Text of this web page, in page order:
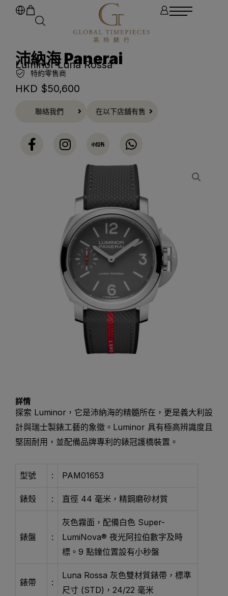
沛納海 Panerai
Luminor Luna Rossa
特約零售商
HKD $50,600
聯絡我們 在以下店舖有售
詳情
探索 Luminor，它是沛納海的精髓所在，更是義大利設
計與瑞士製錶工藝的象徵。Luminor 具有極高辨識度且
堅固耐用，並配備品牌專利的錶冠護橋裝置。
型號 : PAM01653
錶殼 : 直徑 44 毫米，精鋼磨砂材質
錶盤 :
灰色霧面，配備白色 Super-
LumiNova® 夜光阿拉伯數字及時
標。9 點鐘位置設有小秒盤
錶帶 :
Luna Rossa 灰色雙材質錶帶，標準
尺寸 (STD)，24/22 毫米